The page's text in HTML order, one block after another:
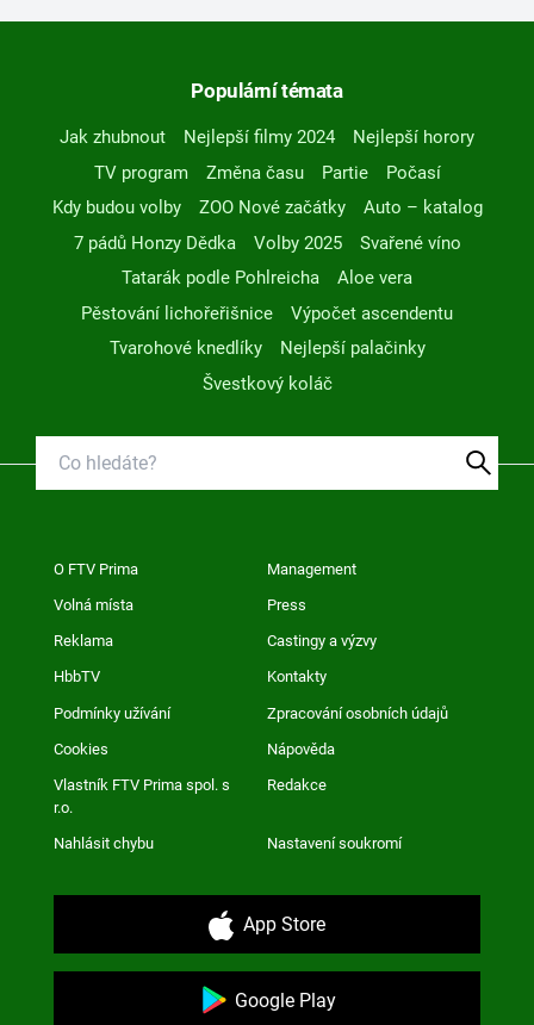
Populární témata
Jak zhubnout Nejlepší filmy 2024
Nejlepší horory
TV program
Změna času Partie
Počasí
Kdy budou volby
ZOO Nové začátky
Auto – katalog
7 pádů Honzy Dědka
Volby 2025
Svařené víno
Tatarák podle Pohlreicha
Aloe vera
Pěstování lichořeřišnice
Výpočet ascendentu
Tvarohové knedlíky
Nejlepší palačinky
Švestkový koláč
O FTV Prima Management
Volná místa Press
Reklama Castingy a výzvy
HbbTV Kontakty
Podmínky užívání Zpracování osobních údajů
Cookies Nápověda
Vlastník FTV Prima spol. s
r.o.
Redakce
Nahlásit chybu Nastavení soukromí
App Store
Google Play